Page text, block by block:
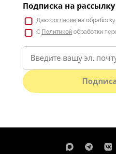
Подписка на рассылку
Даю согласие на
С Политикой обработки